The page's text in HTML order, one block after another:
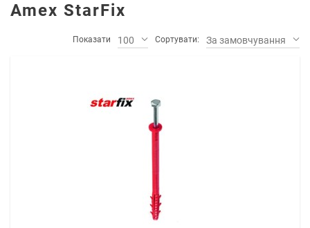
Amex StarFix
Показати 100 Сортувати: За замовчуванням